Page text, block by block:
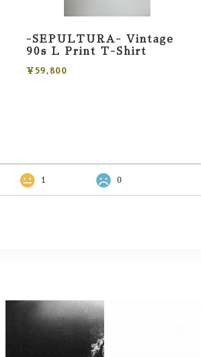
-SEPULTURA- Vintage
90s L Print T-Shirt
¥59,800
1 0